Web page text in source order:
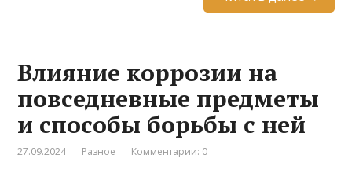
Влияние коррозии на
повседневные предметы
и способы борьбы с ней
27.09.2024 Разное Комментарии: 0